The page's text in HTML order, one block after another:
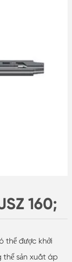
160;
thể được khởi
sản xuất áp